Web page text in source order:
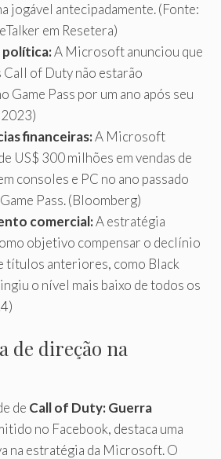
jogável antecipadamente. (Fonte:
em Resetera)
política:A Microsoft anunciou que
of Duty não estarão
Game Pass por um ano após seu
financeiras:A Microsoft
US$ 300 milhões em vendas de
consoles e PC no ano passado
Pass. (Bloomberg)
comercial:A estratégia
objetivo compensar o declínio
títulos anteriores, como Black
o nível mais baixo de todos os
de direção na
de Call of Duty: Guerra
no Facebook, destaca uma
na estratégia da Microsoft. O